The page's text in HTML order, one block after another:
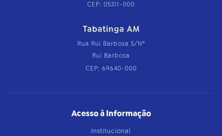
CEP: 05311-000
Tabatinga AM
Rua Rui Barbosa S/Nº
Rui Barbosa
CEP: 69640-000
Acesso à Informação
Institucional